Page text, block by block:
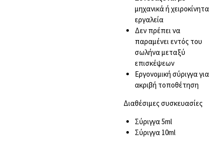
μηχανικά ή χειροκίνητα
εργαλεία
Δεν πρέπει να
παραμένει εντός του
σωλήνα μεταξύ
επισκέψεων
Εργονομική σύριγγα για
ακριβή τοποθέτηση
Διαθέσιμες συσκευασίες
Σύριγγα 5ml
Σύριγγα 10ml